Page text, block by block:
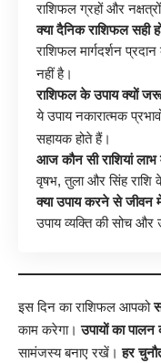
राशिफल ग्रहों और
क्या दैनिक राशिफल सही
राशिफल मार्गदर्शन
नहीं है।
राशिफल के उपाय क्यों
ये उपाय नकारात्मक
सहायक होते हैं।
आज कौन सी राशियां लाभ
वृषभ, तुला और सिंह राशि
क्या उपाय करने से जीवन
उपाय व्यक्ति की सोच और
इस दिन का राशिफल आपको
काम करेगा।उपायों का
सामंजस्य बनाए रखें।हर